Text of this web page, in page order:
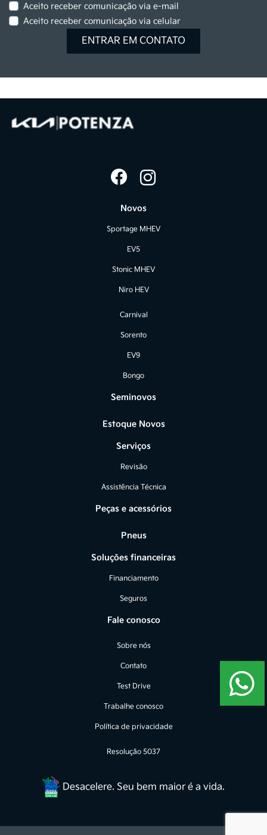
Aceito receber comunicação via e-mail
Aceito receber comunicação via celular
ENTRAR EM CONTATO
Novos
Sportage MHEV
EV5
Stonic MHEV
Niro HEV
Carnival
Sorento
EV9
Bongo
Seminovos
Estoque Novos
Serviços
Revisão
Assistência Técnica
Peças e acessórios
Pneus
Soluções financeiras
Financiamento
Seguros
Fale conosco
Sobre nós
Contato
Test Drive
Trabalhe conosco
Política de privacidade
Resolução 5037
Desacelere. Seu bem maior é a vida.